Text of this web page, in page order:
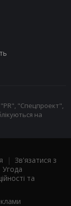
"Спецпроект",
на
| Зв'язатися з
Угода
та